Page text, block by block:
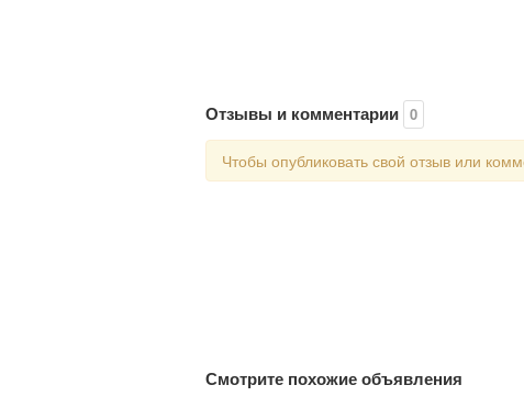
Отзывы и комментарии 0
Чтобы опубликовать свой отзыв или
Смотрите похожие объявления